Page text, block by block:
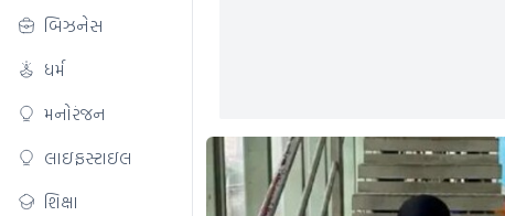
બિઝનેસ
ધર્મ
મનોરંજન
લાઇફસ્ટાઇલ
શિક્ષા